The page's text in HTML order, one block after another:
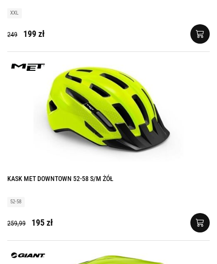
XXL
249 199 zł
KASK MET DOWNTOWN 52-58 S/M ŻÓŁ
52-58
259,99 195 zł